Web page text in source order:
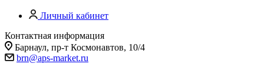
Личный кабинет
Контактная информация
Барнаул, пр-т Космонавтов, 10/4
brn@aps-market.ru